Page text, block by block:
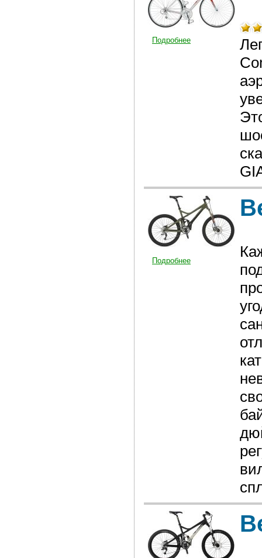
Подробнее
Подробнее